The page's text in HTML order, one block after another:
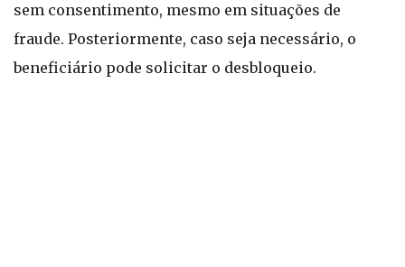
sem consentimento, mesmo em situações de
fraude. Posteriormente, caso seja necessário, o
beneficiário pode solicitar o desbloqueio.